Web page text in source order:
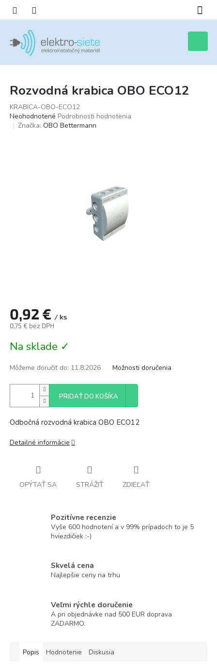
obsah
košík
Rozvodná krabica OBO ECO12
KRABICA-OBO-ECO12
Priemerné
hodnotenie
Neohodnotené Podrobnosti hodnotenia
Značka: OBO Bettermann
0,92 € / ks
0,75 € bez DPH
cena:
Na sklade ✓
Môžeme doručiť do: 11.8.2026 Možnosti doručenia
PRIDAŤ DO KOŠÍKA
Odbočná rozvodná krabica OBO ECO12
Detailné informácie
OPÝTAŤ SA STRÁŽIŤ ZDIEĽAŤ
Pozitívne recenzie
Vyše 600 hodnotení a v 99% prípadoch to je 5
hviezdičiek :-)
Skvelá cena
Najlepšie ceny na trhu
Veľmi rýchle doručenie
A pri objednávke nad 500 EUR doprava
ZADARMO.
Popis Hodnotenie Diskusia